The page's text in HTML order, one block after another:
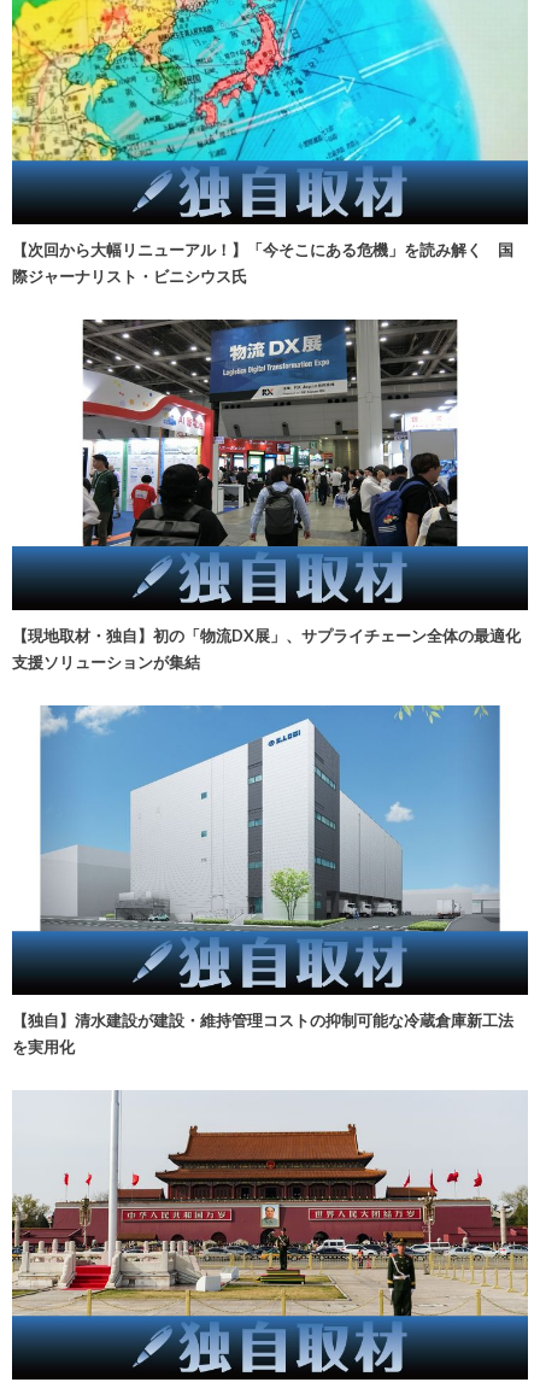
【次回から大幅リニューアル！】「今そこにある危機」を読み解く 国
際ジャーナリスト・ビニシウス氏
【現地取材・独自】初の「物流DX展」、サプライチェーン全体の最適化
支援ソリューションが集結
【独自】清水建設が建設・維持管理コストの抑制可能な冷蔵倉庫新工法
を実用化